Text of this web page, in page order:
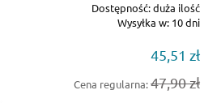
Dostępność:duża ilość
Wysyłka w: 10 dni
45,51 zł
Cena regularna:47,90 zł